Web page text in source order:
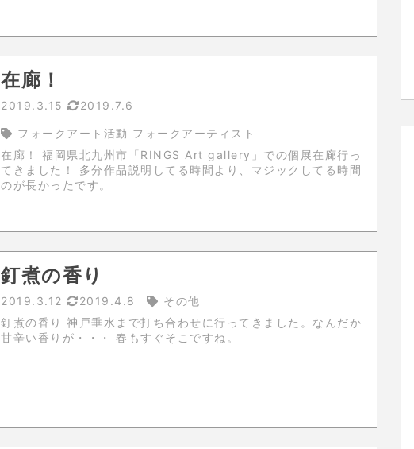
在廊！
2019.3.15 2019.7.6
フォークアート活動 フォークアーティスト
在廊！ 福岡県北九州市「RINGS Art gallery」での個展在廊行っ
てきました！ 多分作品説明してる時間より、マジックしてる時間
のが長かったです。
釘煮の香り
2019.3.12 2019.4.8
その他
釘煮の香り 神戸垂水まで打ち合わせに行ってきました。なんだか
甘辛い香りが・・・ 春もすぐそこですね。